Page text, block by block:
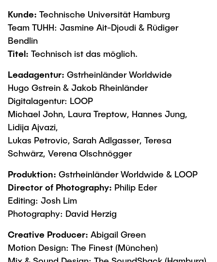
Kunde: Technische Universität Hamburg
Team TUHH: Jasmine Ait-Djoudi & Rüdiger
Bendlin
Titel: Technisch ist das möglich.
Leadagentur: Gstrheinländer Worldwide
Hugo Gstrein & Jakob Rheinländer
Digitalagentur: LOOP
Michael John, Laura Treptow, Hannes Jung,
Lidija Ajvazi,
Lukas Petrovic, Sarah Adlgasser, Teresa
Schwärz, Verena Olschnögger
Produktion: Gstrheinländer Worldwide & LOOP
Director of Photography: Philip Eder
Editing: Josh Lim
Photography: David Herzig
Creative Producer: Abigail Green
Motion Design: The Finest (München)